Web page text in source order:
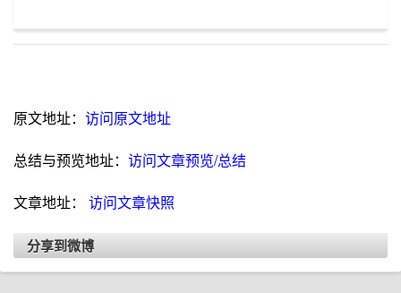
原文地址： 访问原文地址
总结与预览地址： 访问文章预览/总结
文章地址： 访问文章快照
分享到微博